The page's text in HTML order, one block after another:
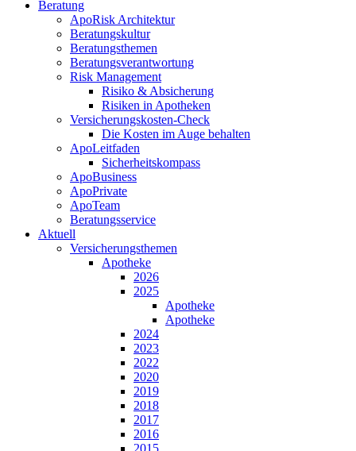
Beratung
ApoRisk Architektur
Beratungskultur
Beratungsthemen
Beratungsverantwortung
Risk Management
Risiko & Absicherung
Risiken in Apotheken
Versicherungskosten-Check
Die Kosten im Auge behalten
ApoLeitfaden
Sicherheitskompass
ApoBusiness
ApoPrivate
ApoTeam
Beratungsservice
Aktuell
Versicherungsthemen
Apotheke
2026
2025
Apotheke
Apotheke
2024
2023
2022
2020
2019
2018
2017
2016
2015